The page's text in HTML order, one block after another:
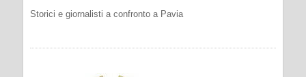
Storici e giornalisti a confronto a Pavia